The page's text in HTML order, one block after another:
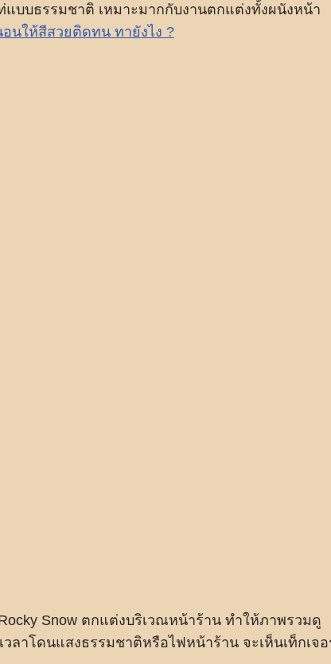
บบธรรมชาติ เหมาะมากกับงานตกแต่งทั้งผนังหน้า
นให้สีสวยติดทน ทายังไง ?
Snow ตกแต่งบริเวณหน้าร้าน ทำให้ภาพรวมดู
าโดนแสงธรรมชาติหรือไฟหน้าร้าน จะเห็นเท็กเจอ